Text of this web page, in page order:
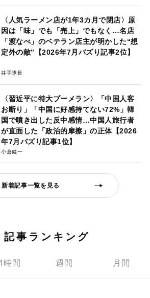
〈人気ラーメン店が1年3カ月で閉店〉原
因は「味」でも「売上」でもなく…名店
「渡なべ」のベテラン店主が明かした“想
定外の敵”【2026年7月バズり記事2位】
井手隊長
〈習近平に特大ブーメラン〉「中国人客
お断り」「中国に好感持てない72%」韓
国で噴き出した反中感情…中国人旅行者
が直面した「政治的摩擦」の正体【2026
年7月バズり記事1位】
小倉健一
新着記事一覧を見る
記事ランキング
時間 週間 月間